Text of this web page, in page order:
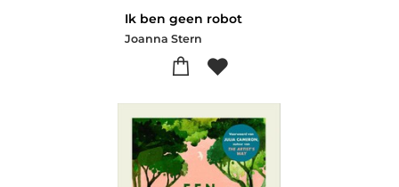
Ik ben geen robot
Joanna Stern